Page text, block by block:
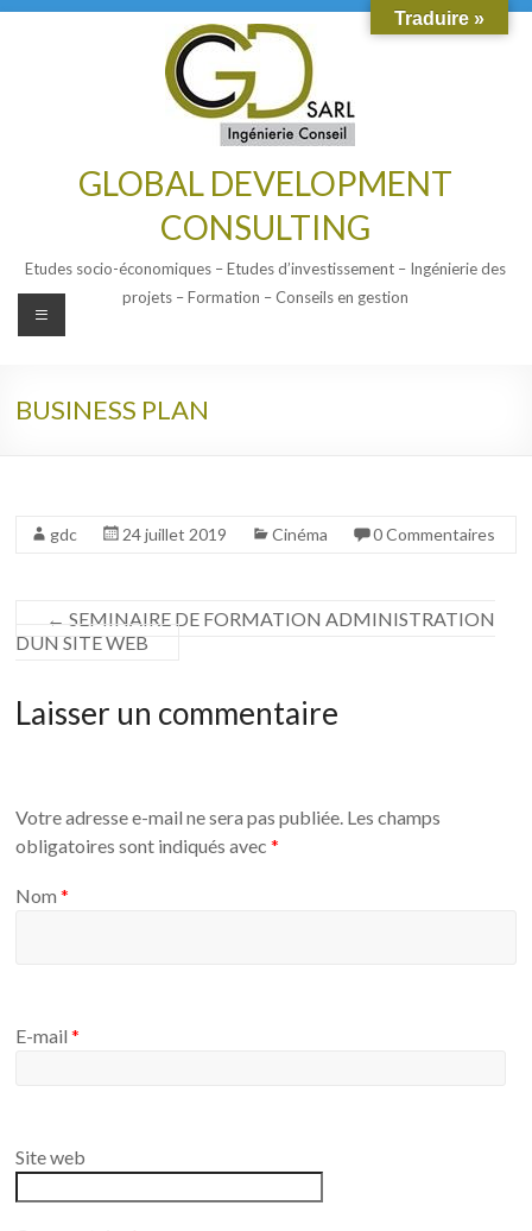
GLOBAL DEVELOPMENT
CONSULTING
Etudes socio-économiques – Etudes d’investissement – Ingénierie des
projets – Formation – Conseils en gestion
BUSINESS PLAN
gdc 24 juillet 2019 Cinéma 0 Commentaires
← SEMINAIRE DE FORMATION ADMINISTRATION
DUN SITE WEB
Laisser un commentaire
Votre adresse e-mail ne sera pas publiée. Les champs
obligatoires sont indiqués avec*
Nom*
E-mail*
Site web
Traduire »